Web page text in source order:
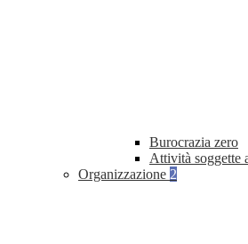
Burocrazia zero
Attività soggette
Organizzazione 2